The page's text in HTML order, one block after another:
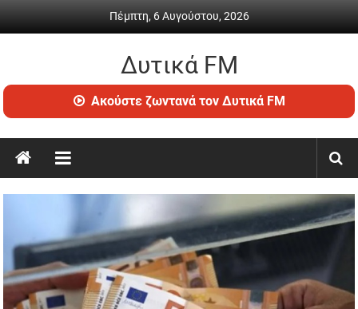
Πέμπτη, 6 Αυγούστου, 2026
Δυτικά FM
Ραδιόφωνο
•
ενημέρωση
Ακούστε ζωντανά τον Δυτικά FM